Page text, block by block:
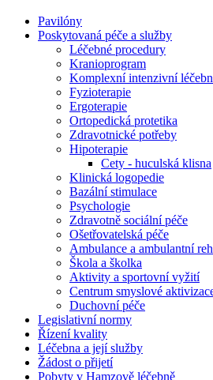
Pavilóny
Poskytovaná péče a služby
Léčebné procedury
Kranioprogram
Komplexní intenzivní
Fyzioterapie
Ergoterapie
Ortopedická protetika
Zdravotnické potřeby
Hipoterapie
Cety - huculská klisna
Klinická logopedie
Bazální stimulace
Psychologie
Zdravotně sociální péče
Ošetřovatelská péče
Ambulance a ambulantní
Škola a školka
Aktivity a sportovní vyžití
Centrum smyslové
Duchovní péče
Legislativní normy
Řízení kvality
Léčebna a její služby
Žádost o přijetí
Pobyty v Hamzově léčebně